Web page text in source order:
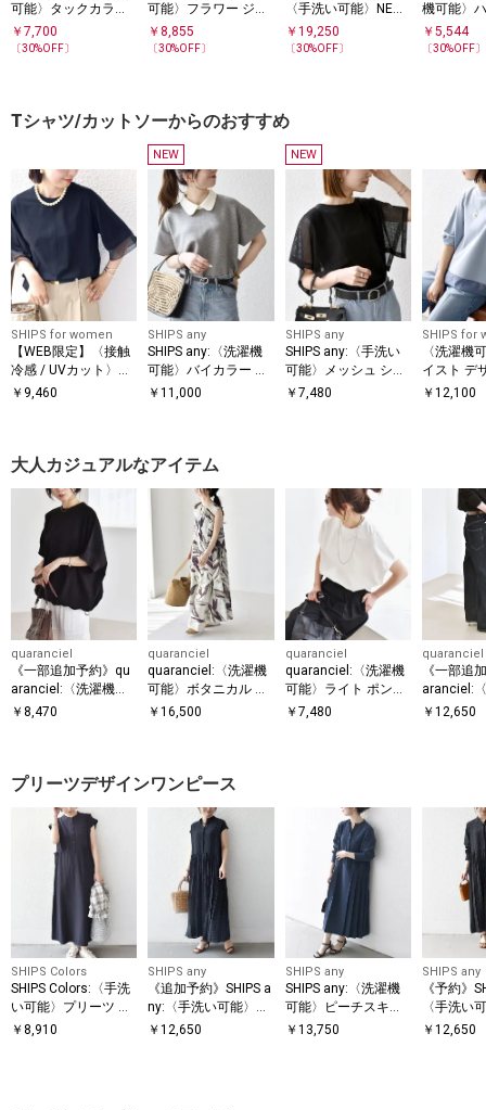
可能〉タックカラー
2way キーネック シ
ャツ ブラウス
￥ 7,700
〔30%OFF〕
可能〉フラワー ジャ
カード Iライン タッ
ク スカート
￥8,855
〔30%OFF〕
〈手洗い可能〉NEW
リバーシブル ボア ブ
ルゾン
￥ 19,250
〔30%OFF〕
機可能〉
ト サロペ
￥5,544
〔30%OFF〕
Tシャツ/カットソーからのおすすめ
SHIPS for women
【WEB限定】〈接触
冷感 / UVカット〉シ
アー オーガンジー コ
￥ 9,460
NEW
SHIPS any
SHIPS any:〈洗濯機
可能〉バイカラー シ
ョートスリーブ プル
￥11,000
NEW
SHIPS any
SHIPS any:〈手洗い
可能〉メッシュ シア
ー ハンカチ スリーブ
￥ 7,480
SHIPS for
〈洗濯機
イスト デ
ー ドッキ
￥12,100
大人カジュアルなアイテム
quaranciel
《一部追加予約》qu
aranciel:〈洗濯機可
能〉ライト ポンチ ハ
￥ 8,470
quaranciel
quaranciel:〈洗濯機
可能〉ボタニカル プ
リント クルーネック
￥16,500
quaranciel
quaranciel:〈洗濯機
可能〉ライト ポンチ
コンパクト フレンチ
￥ 7,480
quaranciel
《一部追
aranciel:
能〉ハイ
￥12,650
プリーツデザインワンピース
SHIPS Colors
SHIPS Colors:〈手洗
い可能〉プリーツ デ
ザイン シャツ ワンピ
￥ 8,910
SHIPS any
《追加予約》SHIPS a
ny:〈手洗い可能〉ド
ット バンドカラー フ
￥12,650
SHIPS any
SHIPS any:〈洗濯機
可能〉ピーチスキン
サイド プリーツ バン
￥ 13,750
SHIPS any
《予約》
〈手洗い
ト バンド
￥12,650